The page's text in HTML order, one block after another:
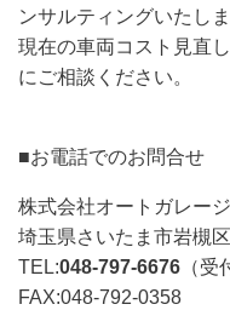
ンサルティングいたしま
現在の車両コスト見直
にご相談ください。
■お電話でのお問合せ
株式会社オートガレー
埼玉県さいたま市岩槻
TEL:048-797-6676 （
FAX:048-792-0358